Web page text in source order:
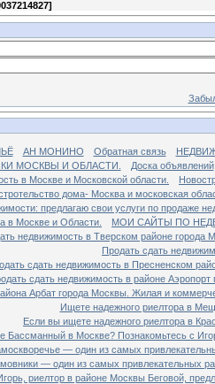
]
АН МОНИНО Обратная связь
МОСКВЫ И ОБЛАСТИ.
Доска объявлений
в Москве и Московской области.
дома- Москва и московская
предлагаю свои услуги по продаже
в Москве и Области.
МОИ САЙТЫ ПО
недвижимость в Тверском районе города
Продать сдать
сдать недвижимость в Пресненском
сдать недвижимость в районе
Арбат города Москвы. Жилая и
Ищете надежного риелтора в
Если вы ищете надежного риелтора в
Бассманный в Москве? Познакомьтесь с
— один из самых
— один из самых привлекательных
риелтор в районе Москвы Беговой,